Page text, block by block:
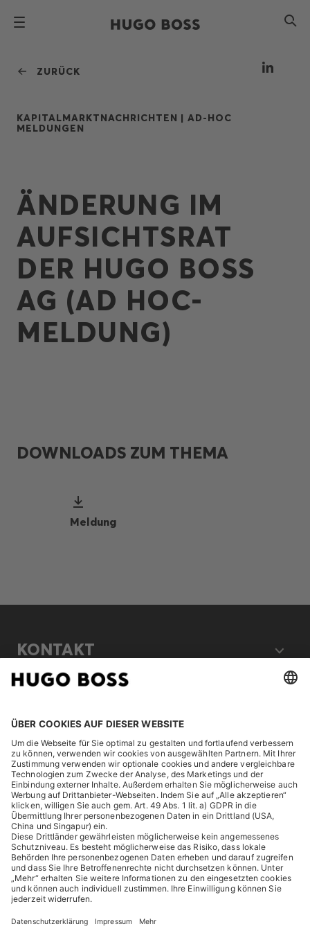
ZURÜCK
KAPITALMARKTNACHRICHTEN | AD-HOC
MELDUNGEN
ÄNDERUNG IM
AUFSICHTSRAT
DER HUGO BOSS
AG (AD HOC-
MELDUNG)
DOWNLOADS ZUM THEMA
Meldung
KONTAKT
ENTDECKEN
HUGO BOSS Corporate